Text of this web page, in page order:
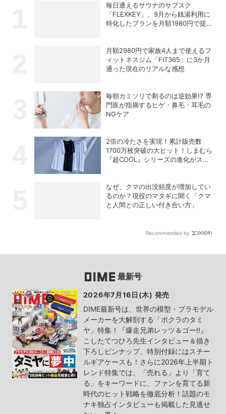
毎日通えるサウナのサブスク
「FLEXKEY」、9月から銭湯利用に
特化したプランを月額1980円で提供
月額2980円で家族4人まで使えるフ
ィットネスジム「FIT365」に3か月
通った現在のリアルな感想
毎朝カミソリで剃るのは逆効果!? 専
門医が指摘するヒゲ・鼻毛・耳毛の
NGケア
2倍の冷たさを実現！累計販売数
1700万枚突破の大ヒット！しまむら
『超COOL』シリーズの進化がスゴ
なぜ、クマの出没頻度が増加してい
るのか？現役のマタギに聞く「クマ
と人間との正しい付き合い方」
Recommended by
最新号
2026年7月16日(木) 発売
DIME最新号は、世界の模型・プラモデル
メーカーを大解剖する「ボクラのタミ
ヤ」特集！『爆走兄弟レッツ＆ゴー!!』
こしたてつひろ先生インタビュー＆描き
下ろしピンナップ、特別付録にはスチー
ルギアケースも！さらに2026年上半期ト
レンド特集では、「売れる」より「育て
る」をキーワードに、ファンを育てる新
時代のヒット戦略を徹底分析！話題のモ
ナキ独占インタビューも掲載した見逃せ